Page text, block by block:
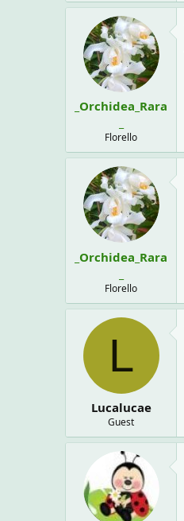
_Orchidea_Rara
Florello
_Orchidea_Rara
Florello
L
Lucalucae
Guest